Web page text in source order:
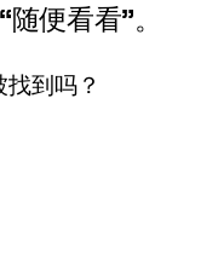
便看看”。
到吗？